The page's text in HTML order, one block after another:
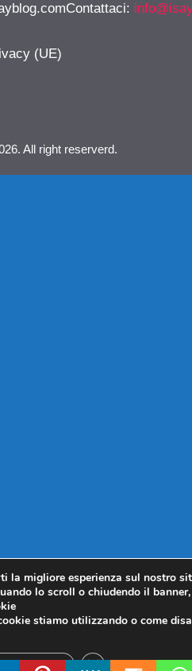
:
(UE)
All right reserverd.
la migliore esperienza sul nostro
lo scroll o chiudendo il
stiamo utilizzando o come
Impostazioni CLOSE GDPR